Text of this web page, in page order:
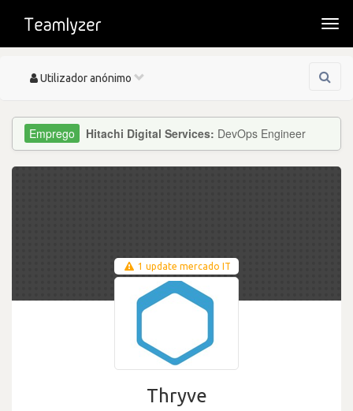
Toggle
Utilizador anónimo
Hitachi Digital Services: DevOps Engineer
1 update mercado IT
Thryve